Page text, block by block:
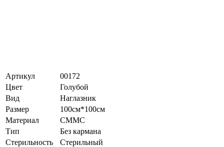
Артикул
00172
Цвет
Голубой
Вид
Наглазник
Размер
100см*100см
Материал
СММС
Тип
Без кармана
Стерильность
Стерильный